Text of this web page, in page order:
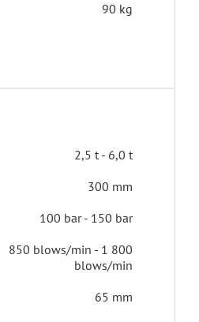
90 kg
2,5 t - 6,0 t
300 mm
100 bar - 150 bar
850 blows/min - 1 800
blows/min
65 mm